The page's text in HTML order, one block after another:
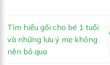
Tìm hiểu gối cho bé 1 tuổi
và những lưu ý mẹ không
nên bỏ qua